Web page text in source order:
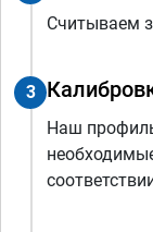
Считываем
3
Наш